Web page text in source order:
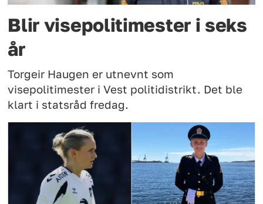
Blir visepolitimester i seks
år
Torgeir Haugen er utnevnt som
visepolitimester i Vest politidistrikt. Det ble
klart i statsråd fredag.